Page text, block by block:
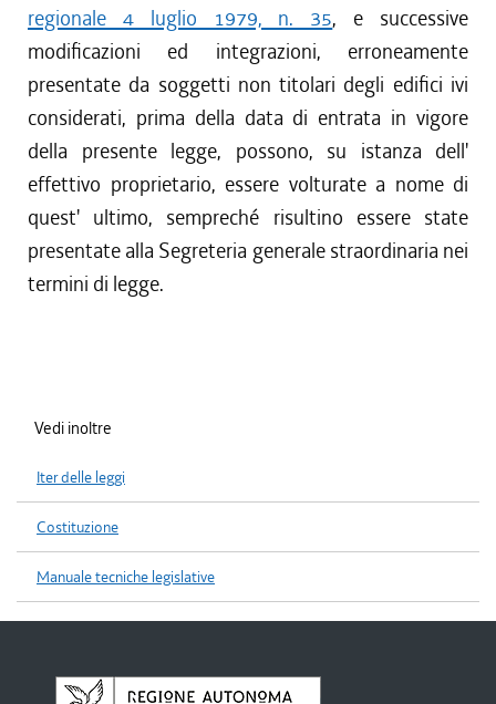
regionale 4 luglio 1979, n. 35, e successive
modificazioni ed integrazioni, erroneamente
presentate da soggetti non titolari degli edifici ivi
considerati, prima della data di entrata in vigore
della presente legge, possono, su istanza dell'
effettivo proprietario, essere volturate a nome di
quest' ultimo, sempreché risultino essere state
presentate alla Segreteria generale straordinaria nei
termini di legge.
Vedi inoltre
Iter delle leggi
Costituzione
Manuale tecniche legislative